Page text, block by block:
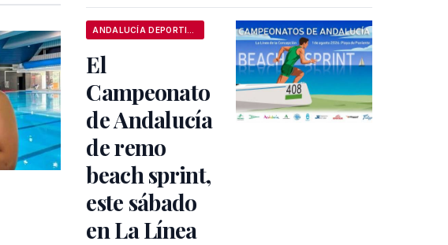
El
Campeonato
de Andalucía
de remo
beach sprint,
este sábado
en La Línea